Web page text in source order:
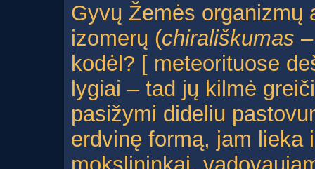
Gyvų Žemės organizmų
izomerų (chirališkumas
kodėl? [ meteorituose
lygiai – tad jų kilmė
pasižymi dideliu
erdvinę formą, jam lieka